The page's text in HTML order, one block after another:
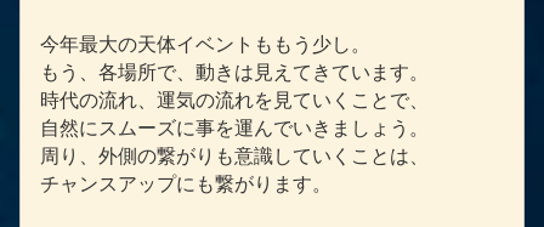
今年最大の天体イベントももう少し。
もう、各場所で、動きは見えてきています。
時代の流れ、運気の流れを見ていくことで、
自然にスムーズに事を運んでいきましょう。
周り、外側の繋がりも意識していくことは、
チャンスアップにも繋がります。